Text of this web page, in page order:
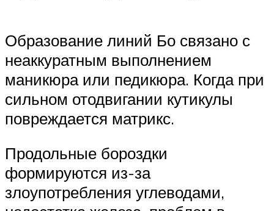
Образование линий Бо связано с
неаккуратным выполнением
маникюра или педикюра. Когда при
сильном отодвигании кутикулы
повреждается матрикс.
Продольные бороздки
формируются из-за
злоупотребления углеводами,